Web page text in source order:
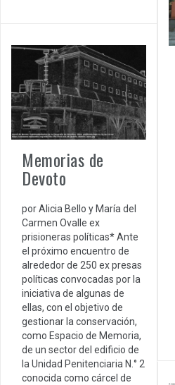
Memorias de
Devoto
por Alicia Bello y María del
Carmen Ovalle ex
prisioneras políticas* Ante
el próximo encuentro de
alrededor de 250 ex presas
políticas convocadas por la
iniciativa de algunas de
ellas, con el objetivo de
gestionar la conservación,
como Espacio de Memoria,
de un sector del edificio de
la Unidad Penitenciaria N.° 2
conocida como cárcel de